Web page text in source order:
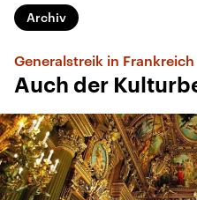
Archiv
Generalstreik in Frankreich
Auch der